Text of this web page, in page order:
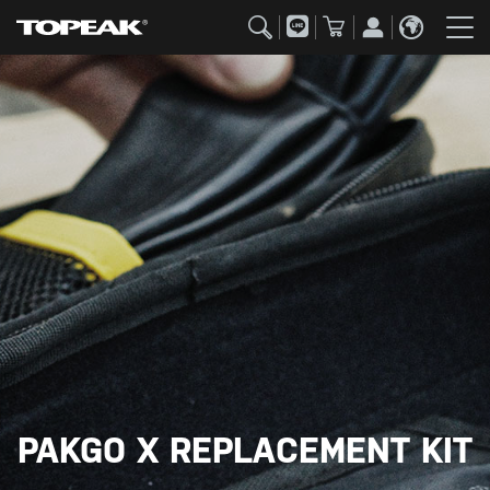
PAKGO X REPLACEMENT KIT